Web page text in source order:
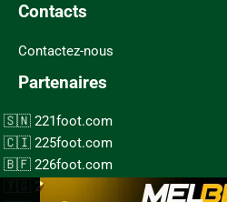
Contacts
Contactez-nous
Partenaires
221foot.com
225foot.com
226foot.com
228foot.com